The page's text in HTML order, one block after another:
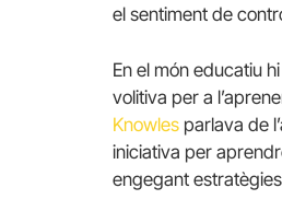
el sentiment de
En el món educatiu
volitiva per a
Knowles parlava de
iniciativa per
engegant